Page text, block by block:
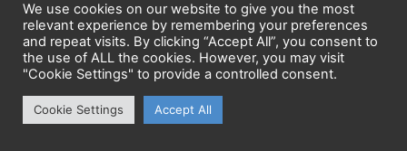
We use cookies on our website to give you the most
relevant experience by remembering your preferences
and repeat visits. By clicking “Accept All”, you consent to
the use of ALL the cookies. However, you may visit
"Cookie Settings" to provide a controlled consent.
Cookie Settings Accept All